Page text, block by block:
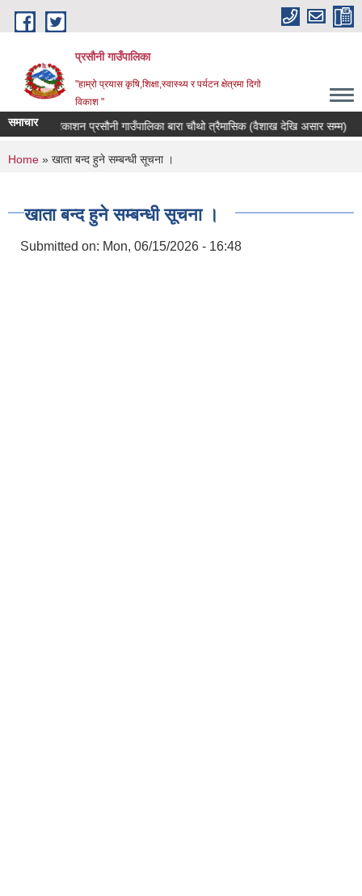
Skip to main content
प्रसौनी गाउँपालिका
"हाम्रो प्रयास कृषि,शिक्षा,स्वास्थ्य र पर्यटन क्षेत्रमा दिगाे
विकाश "
समाचार
स्वत प्रकाशन प्रसौनी गाउँपालिका बारा चौथो त्रैमासिक (वैशाख देखि असार सम्म)
You are here
Home » खाता बन्द हुने सम्बन्धी सूचना ।
खाता बन्द हुने सम्बन्धी सूचना ।
Submitted on: Mon, 06/15/2026 - 16:48